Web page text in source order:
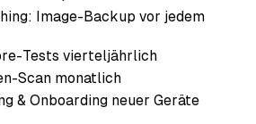
Image-Backup vor jedem
Tests vierteljährlich
Scan monatlich
& Onboarding neuer Geräte